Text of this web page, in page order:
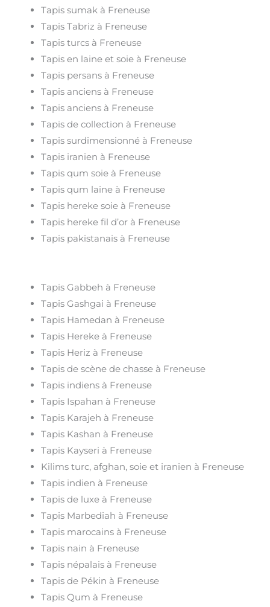
Tapis sumak à Freneuse
Tapis Tabriz à Freneuse
Tapis turcs à Freneuse
Tapis en laine et soie à Freneuse
Tapis persans à Freneuse
Tapis anciens à Freneuse
Tapis anciens à Freneuse
Tapis de collection à Freneuse
Tapis surdimensionné à Freneuse
Tapis iranien à Freneuse
Tapis qum soie à Freneuse
Tapis qum laine à Freneuse
Tapis hereke soie à Freneuse
Tapis hereke fil d’or à Freneuse
Tapis pakistanais à Freneuse
Tapis Gabbeh à Freneuse
Tapis Gashgai à Freneuse
Tapis Hamedan à Freneuse
Tapis Hereke à Freneuse
Tapis Heriz à Freneuse
Tapis de scène de chasse à Freneuse
Tapis indiens à Freneuse
Tapis Ispahan à Freneuse
Tapis Karajeh à Freneuse
Tapis Kashan à Freneuse
Tapis Kayseri à Freneuse
Kilims turc, afghan, soie et iranien à Freneuse
Tapis indien à Freneuse
Tapis de luxe à Freneuse
Tapis Marbediah à Freneuse
Tapis marocains à Freneuse
Tapis nain à Freneuse
Tapis népalais à Freneuse
Tapis de Pékin à Freneuse
Tapis Qum à Freneuse